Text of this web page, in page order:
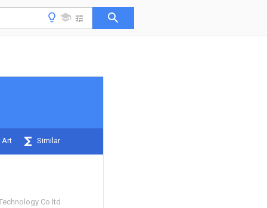
Art Similar
Co ltd